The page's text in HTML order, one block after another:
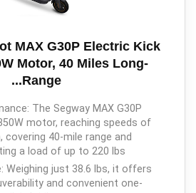
MAX G30P Electric Kick
Motor, 40 Miles Long-
Range...
The Segway MAX G30P
motor, reaching speeds of
covering 40-mile range and
a load of up to 220 lbs.
Weighing just 38.6 lbs, it offers
and convenient one-